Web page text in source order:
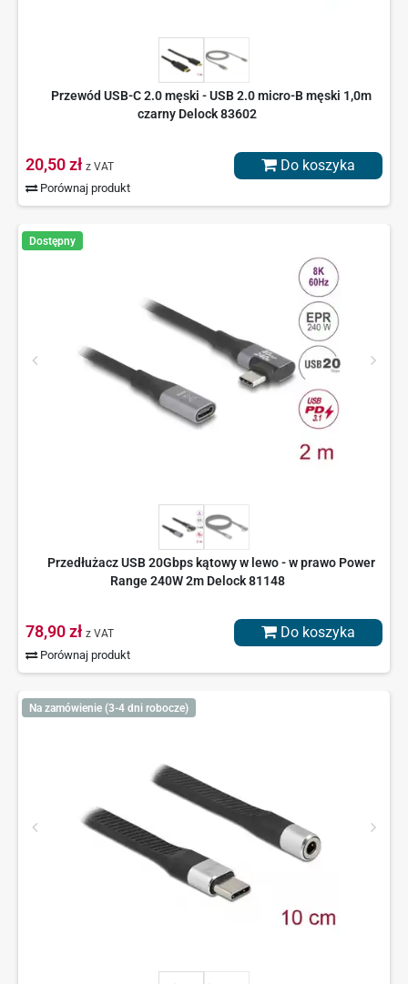
Przewód USB-C 2.0 męski - USB 2.0 micro-B męski 1,0m
czarny Delock 83602
20,50 zł z VAT
Porównaj produkt
Do koszyka
Dostępny
Przedłużacz USB 20Gbps kątowy w lewo - w prawo Power
Range 240W 2m Delock 81148
78,90 zł z VAT
Porównaj produkt
Do koszyka
Na zamówienie (3-4 dni robocze)